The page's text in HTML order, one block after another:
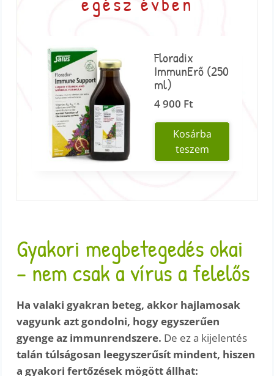
Floradix
ImmunErő (250
ml)
4 900 Ft
Kosárba
teszem
Gyakori megbetegedés okai
– nem csak a vírus a felelős
Ha valaki gyakran beteg, akkor hajlamosak
vagyunk azt gondolni, hogy egyszerűen
gyenge az immunrendszere. De ez a kijelentés
talán túlságosan leegyszerűsít mindent, hiszen
a gyakori fertőzések mögött állhat: